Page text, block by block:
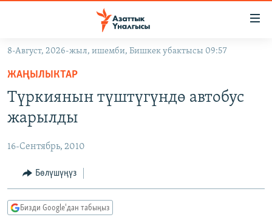
Навигацияга
өтүңүз
Издөөгө
салыңызКЫРГЫЗСТАН
ЭКОНОМИКА
МАДАНИЯТ
ДҮЙНӨ
БОРБОР АЗИЯ
УКРАИНА
АТАЙЫН ИЛИКТӨӨ
ТВ ПРОГРАММАЛАР
ЭКСПЕРТТЕР ТАЛДАЙТ
ӨЗГӨЧӨ ПИКИР
8-Август, 2026-жыл, ишемби, Бишкек убактысы 09:57
ЖАҢЫЛЫКТАР
Түркиянын түштүгүндө автобус
жарылды
16-Сентябрь, 2010
Бөлүшүңүз
Бизди Google'дан табыңыз